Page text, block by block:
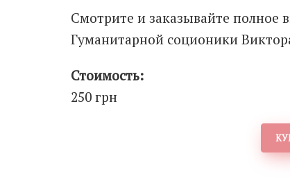
Смотрите и заказывайте
Гуманитарной соционики
Стоимость:
250 грн